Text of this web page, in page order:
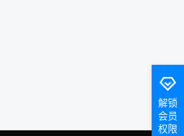
解锁
会员
权限